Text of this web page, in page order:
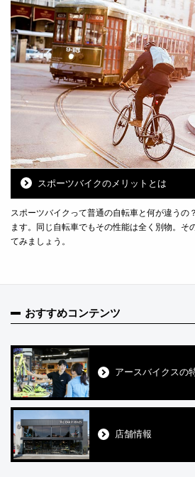
スポーツバイクのメリットとは
スポーツバイクって普通の自転車と何が違うの
ます。同じ自転車でもその性能は全く別物。そ
てみましょう。
おすすめコンテンツ
アースバイクスの
店舗情報